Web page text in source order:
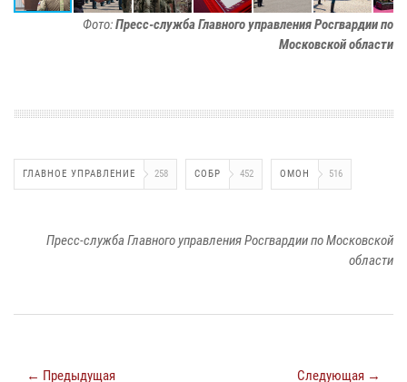
Фото:Пресс-служба Главного управления Росгвардии по
Московской области
ГЛАВНОЕ УПРАВЛЕНИЕ 258 СОБР 452 ОМОН 516
Пресс-служба Главного управления Росгвардии по Московской
области
← Предыдущая Следующая →